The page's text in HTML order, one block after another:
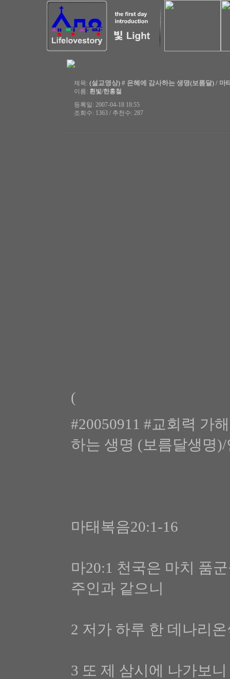
제목: (설교영상) # 은혜에 감사하는 생명(보름달) / 마
이름: 흰빛/한홍철
등록일: 2007-04-18 18:55
조회수: 1363 / 추천수: 287
(
#20050911 #교회력 가
하는 생명 (보름달생명
마태복음20:1-16
마20:1 천국은 마치 품
주인과 같으니
2 저가 하루 한 데나리
3 또 제 삼시에 나가보